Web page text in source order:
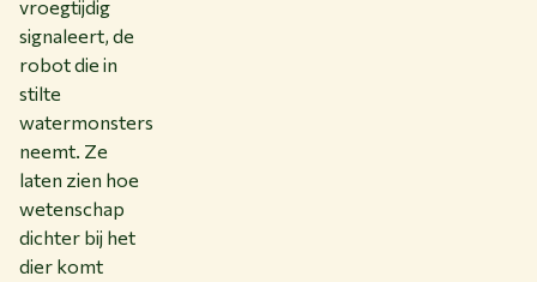
vroegtijdig
signaleert, de
robot die in
stilte
watermonsters
neemt. Ze
laten zien hoe
wetenschap
dichter bij het
dier komt